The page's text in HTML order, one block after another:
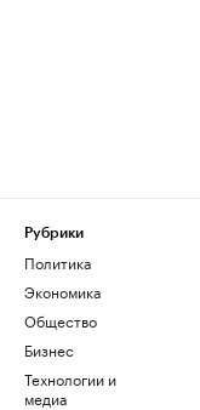
Рубрики
Политика
Экономика
Общество
Бизнес
Технологии и
медиа